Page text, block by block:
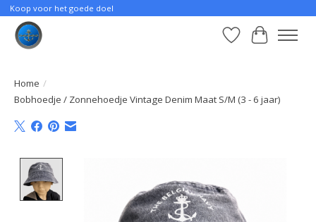
Koop voor het goede doel
Verlanglijst
Home /
Bobhoedje / Zonnehoedje Vintage Denim Maat S/M (3 - 6 jaar)